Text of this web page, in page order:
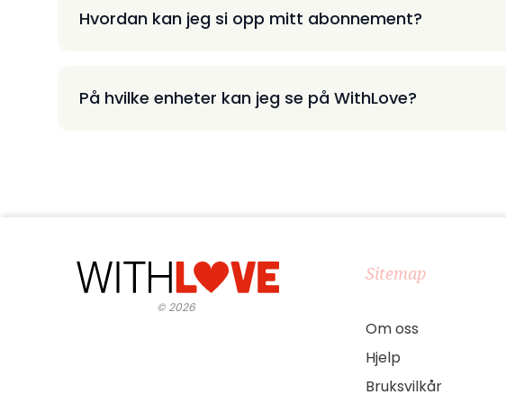
Hvordan kan jeg si opp mitt abonnement?
På hvilke enheter kan jeg se på WithLove?
©2026
Sitemap
Om oss
Hjelp
Bruksvilkår